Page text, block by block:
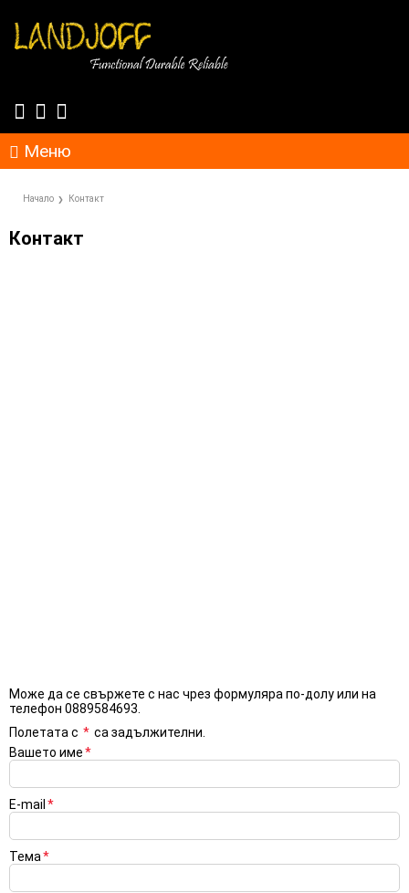
Меню
Начало Контакт
Контакт
Може да се свържете с нас чрез формуляра по-долу или на
телефон 0889584693.
Полетата с * са задължителни.
Вашето име*
E-mail *
Тема*